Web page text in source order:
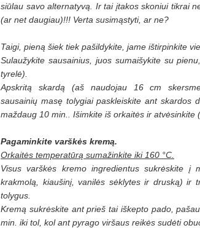
siūlau savo alternatyvą. Ir tai įtakos skoniui tikrai
(ar net daugiau)!!! Verta susimąstyti, ar ne?
Taigi, pieną šiek tiek pašildykite, jame ištirpinkite
Sulaužykite sausainius, juos sumaišykite su
tyrelė).
Apskritą skardą (aš naudojau 16 cm
sausainių masę tolygiai paskleiskite ant skardos
maždaug 10 min.. Išimkite iš orkaitės ir atvėsinkite
Pagaminkite varškės kremą.
Orkaitės temperatūrą sumažinkite iki 160 °C.
Visus varškės kremo ingredientus sukrėskite į
krakmolą, kiaušinį, vanilės sėklytes ir druską) ir
tolygus.
Kremą sukrėskite ant prieš tai iškepto pado,
min. iki tol, kol ant pyrago viršaus reikės sudėti